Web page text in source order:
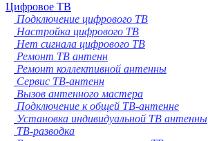
Цифровое ТВ
Подключение цифрового ТВ
Настройка цифрового ТВ
Нет сигнала цифрового ТВ
Ремонт ТВ антенн
Ремонт коллективной антенны
Сервис ТВ-антенн
Вызов антенного мастера
Подключение к общей ТВ-антенне
Установка индивидуальной ТВ антенны
ТВ-разводка